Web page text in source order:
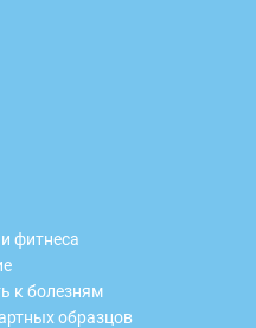
фитнеса
к болезням
образцов